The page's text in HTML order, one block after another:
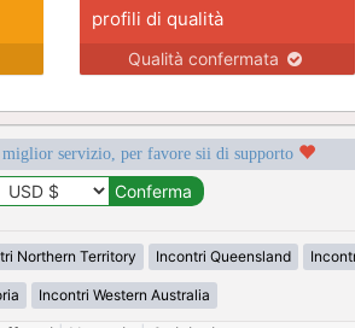
profili di qualità
Qualità confermata
servizio, per favore sii di supporto
Northern Territory Incontri Queensland
Incontri Western Australia